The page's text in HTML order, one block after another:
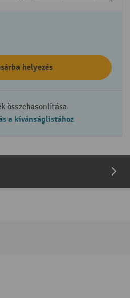
helyezés
összehasonlítása
a kívánságlistához